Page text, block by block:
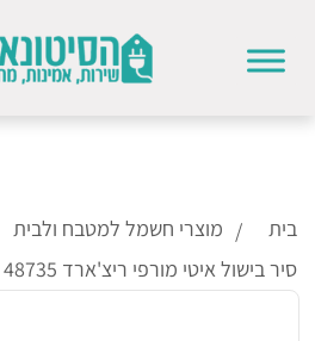
בית
מוצרי חשמל למטבח ולבית
סיר בישול איטי מורפי ריצ'ארד 48735 נירוסטה